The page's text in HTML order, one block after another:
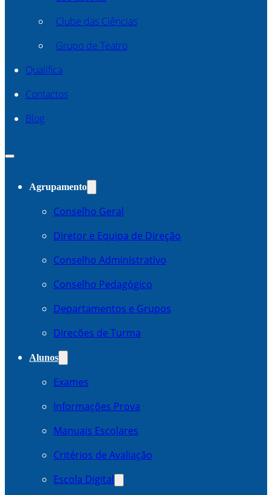
Clube das Ciências
Grupo de Teatro
Qualifica
Contactos
Blog
Agrupamento
Conselho Geral
Diretor e Equipa de Direção
Conselho Administrativo
Conselho Pedagógico
Departamentos e Grupos
Direcões de Turma
Alunos
Exames
Informações Prova
Manuais Escolares
Critérios de Avaliação
Escola Digital